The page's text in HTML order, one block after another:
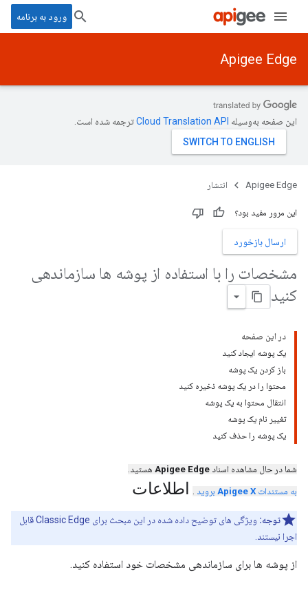
ورود به برنامه
Apigee Edge
این صفحه به‌وسیله ترجمه شده است.
Apigee Edge انتشار
این مرور مفید بود؟
ارسال بازخورد
مشخصات را با استفاده از پوشه ها سازماندهی
کنید
در این صفحه
یک پوشه ایجاد کنید
باز کردن یک پوشه
محتوا را در یک پوشه ذخیره کنید
انتقال محتوا به یک پوشه
تغییر نام یک پوشه
یک پوشه را حذف کنید
شما در حال مشاهده اسناد Apigee Edge هستید.
به مستندات Apigee X بروید . اطلاعات
توجه:
ویژگی های توضیح داده شده در این مبحث برای Classic Edge قابل
اجرا نیستند.
از پوشه ها برای سازماندهی مشخصات خود استفاده کنید.